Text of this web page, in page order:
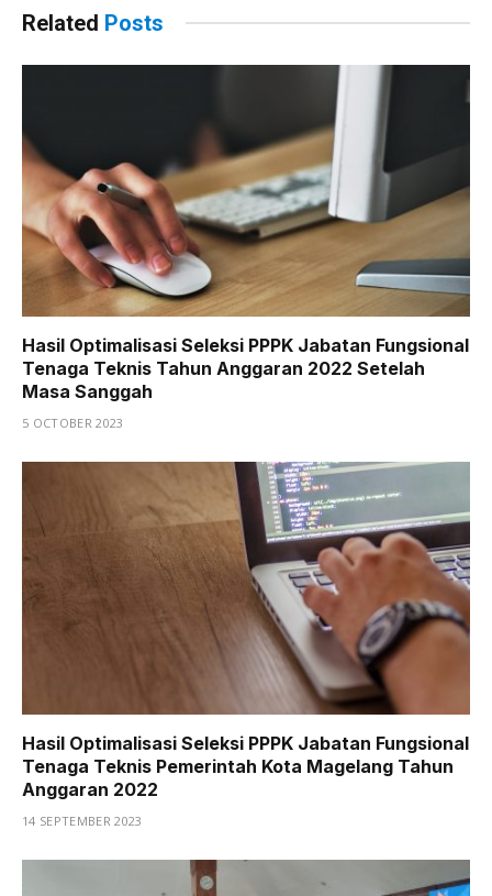
Related Posts
Hasil Optimalisasi Seleksi PPPK Jabatan Fungsional
Tenaga Teknis Tahun Anggaran 2022 Setelah
Masa Sanggah
5 OCTOBER 2023
Hasil Optimalisasi Seleksi PPPK Jabatan Fungsional
Tenaga Teknis Pemerintah Kota Magelang Tahun
Anggaran 2022
14 SEPTEMBER 2023